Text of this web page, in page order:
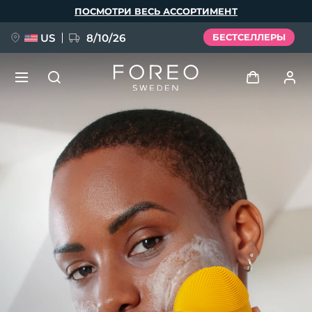
ПОСМОТРИ ВЕСЬ АССОРТИМЕНТ
US 8/10/26 БЕСТСЕЛЛЕРЫ
Профиль пользователя
Мои приборы
Мои заказы
Мои адреса
Мои подписки
НОВИНКА
FAQ™ Pure Beauty-Tech Elixir
BREAKING NEWS
issa™ Teeth Whitening Set
English Deutsch
Español
Français
Italiano
Português
Svenska
Русский
Türkçe
简体中文 繁體中文